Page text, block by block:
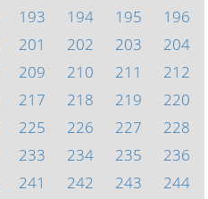
193 194 195
196
201 202 203
204
209 210 211
212
217 218 219
220
225 226 227
228
233 234 235
236
241 242 243
244